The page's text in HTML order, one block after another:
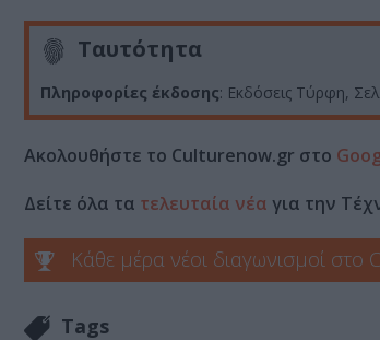
Ταυτότητα
Πληροφορίες έκδοσης: Εκδόσεις Τύρφη,
Ακολουθήστε το Culturenow.gr στο
Δείτε όλα τα τελευταία νέα για την
Κάθε μέρα νέοι διαγωνισμοί στο
Tags